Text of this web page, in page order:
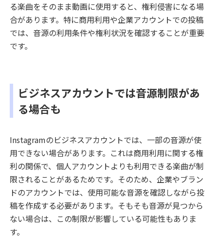
る楽曲をそのまま動画に使用すると、権利侵害になる場
合があります。特に商用利用や企業アカウントでの投稿
では、音源の利用条件や権利状況を確認することが重要
です。
ビジネスアカウントでは音源制限があ
る場合も
Instagramのビジネスアカウントでは、一部の音源が使
用できない場合があります。これは商用利用に関する権
利の関係で、個人アカウントよりも利用できる楽曲が制
限されることがあるためです。そのため、企業やブラン
ドのアカウントでは、使用可能な音源を確認しながら投
稿を作成する必要があります。そもそも音源が見つから
ない場合は、この制限が影響している可能性もありま
す。